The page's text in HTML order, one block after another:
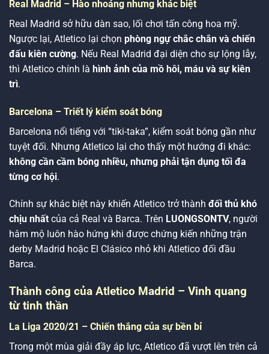
Real Madrid – Hào nhoáng nhưng khác biệt
Real Madrid sở hữu dàn sao, lối chơi tấn công hoa mỹ.
Ngược lại, Atletico lại chọn phòng ngự chắc chắn và chiến
đấu kiên cường. Nếu Real Madrid đại diện cho sự lộng lẫy,
thì Atletico chính là hình ảnh của mồ hôi, máu và sự kiên
trì.
Barcelona – Triết lý kiểm soát bóng
Barcelona nổi tiếng với “tiki-taka”, kiểm soát bóng gần như
tuyệt đối. Nhưng Atletico lại cho thấy một hướng đi khác:
không cần cầm bóng nhiều, nhưng phải tận dụng tối đa
từng cơ hội.
Chính sự khác biệt này khiến Atletico trở thành đối thủ khó
chịu nhất của cả Real và Barca. Trên LUONGSONTV, người
hâm mộ luôn hào hứng khi được chứng kiến những trận
derby Madrid hoặc El Clásico nhỏ khi Atletico đối đầu
Barca.
Thành công của Atletico Madrid – Vinh quang
từ tinh thần
La Liga 2020/21 – Chiến thắng của sự bền bỉ
Trong một mùa giải đầy áp lực, Atletico đã vượt lên trên cả